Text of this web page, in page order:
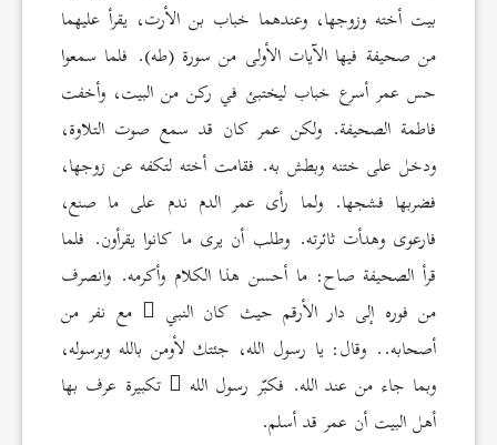
بيت أخته وزوجها، وعندهما خباب بن الأرت، يقرأ عليهما
من صحيفة فيها الآيات الأولى من سورة (طه). فلما سمعوا
حس عمر أسرع خباب ليختبئ في ركن من البيت، وأخفت
فاطمة الصحيفة. ولكن عمر كان قد سمع صوت التلاوة،
ودخل على ختنه وبطش به. فقامت أخته لتكفه عن زوجها،
فضربها فشجها. ولما رأى عمر الدم ندم على ما صنع،
فارعوى وهدأت ثائرته. وطلب أن يرى ما كانوا يقرأون. فلما
قرأ الصحيفة صاح: ما أحسن هذا الكلام وأكرمه. وانصرف
من فوره إلى دار الأرقم حيث كان النبي
مع نفر من
أصحابه.. وقال: يا رسول الله، جئتك لأومن بالله وبرسوله،
وبما جاء من عند الله. فكبّر رسول الله
تكبيرة عرف بها
أهل البيت أن عمر قد أسلم.